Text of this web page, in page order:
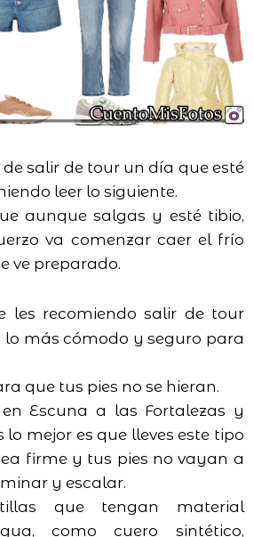
de salir de tour un día que esté
leer lo siguiente.
aunque salgas y esté tibio,
va comenzar caer el frío
ve preparado.
les recomiendo salir de tour
lo más cómodo y seguro para
que tus pies no se hieran.
Escuna a las Fortalezas y
mejor es que lleves este tipo
firme y tus pies no vayan a
y escalar.
que tengan material
como cuero sintético,